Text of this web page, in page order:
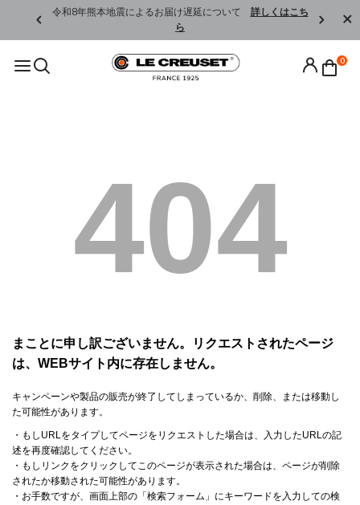
令和8年熊本地震によるお届け遅延について 詳しくはこち
ら
0
404
まことに申し訳ございません。リクエストされたページ
は、WEBサイト内に存在しません。
キャンペーンや製品の販売が終了してしまっているか、削除、または移動し
た可能性があります。
・もしURLをタイプしてページをリクエストした場合は、入力したURLの記
述を再度確認してください。
・もしリンクをクリックしてこのページが表示された場合は、ページが削除
されたか移動された可能性があります。
・お手数ですが、画面上部の「検索フォーム」にキーワードを入力しての検